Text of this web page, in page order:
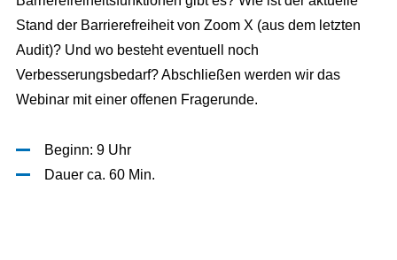
Stand der Barrierefreiheit von Zoom X (aus dem letzten
Audit)? Und wo besteht eventuell noch
Verbesserungsbedarf? Abschließen werden wir das
Webinar mit einer offenen Fragerunde.
Beginn: 9 Uhr
Dauer ca. 60 Min.